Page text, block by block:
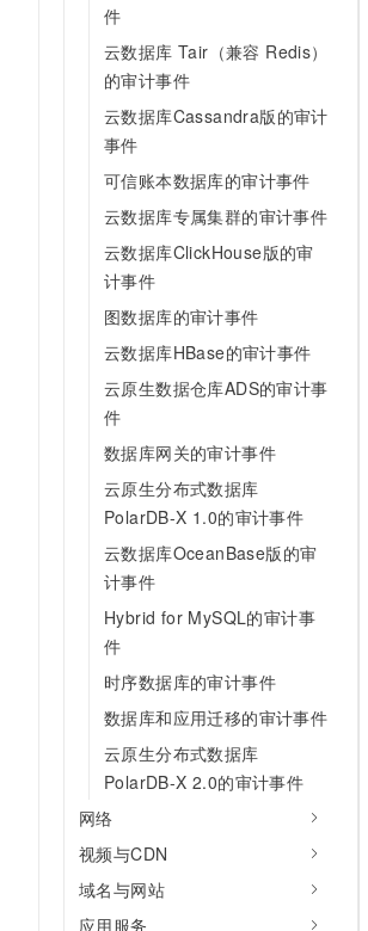
件
云数据库 Tair（兼容 Redis）
的审计事件
云数据库Cassandra版的审计
事件
可信账本数据库的审计事件
云数据库专属集群的审计事件
云数据库ClickHouse版的审
计事件
图数据库的审计事件
云数据库HBase的审计事件
云原生数据仓库ADS的审计事
件
数据库网关的审计事件
云原生分布式数据库
PolarDB-X 1.0的审计事件
云数据库OceanBase版的审
计事件
Hybrid for MySQL的审计事
件
时序数据库的审计事件
数据库和应用迁移的审计事件
云原生分布式数据库
PolarDB-X 2.0的审计事件
网络
视频与CDN
域名与网站
应用服务